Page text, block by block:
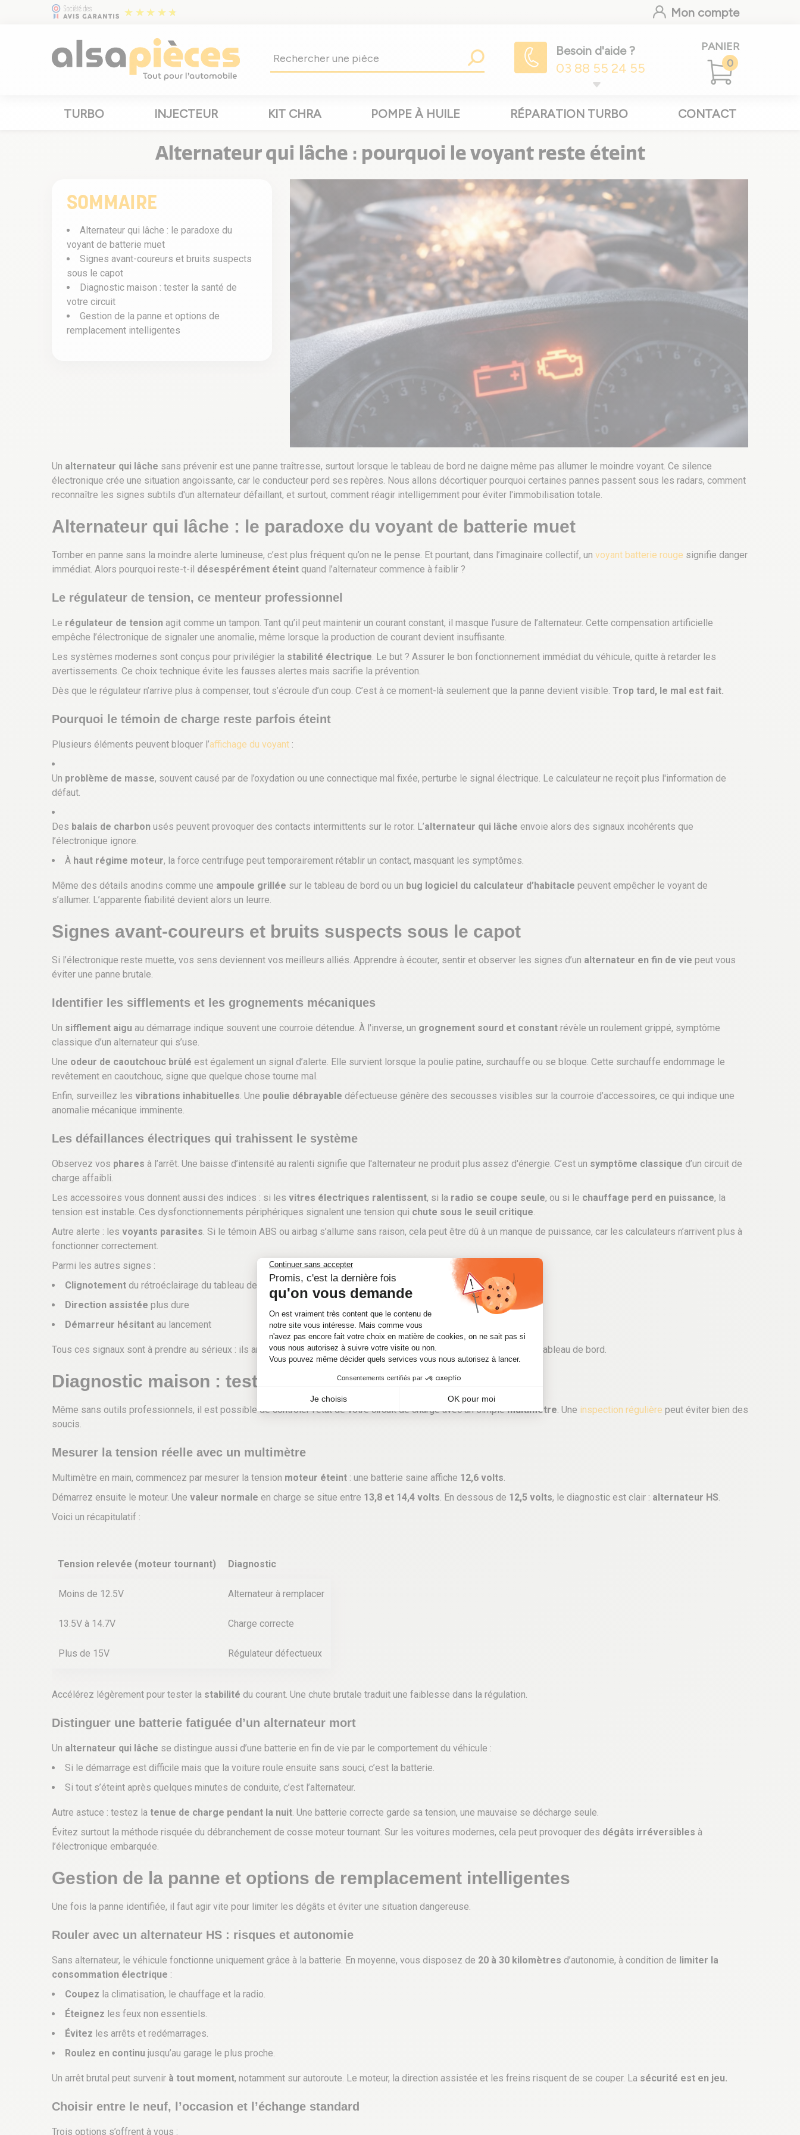
Mon compte
Besoin d'aide ?
03 88 55 24 55
PANIER
0
TURBO INJECTEUR KIT CHRA POMPE À HUILE RÉPARATION TURBO CONTACT
Alternateur qui lâche : pourquoi le voyant reste éteint
SOMMAIRE
Alternateur qui lâche : le paradoxe du
voyant de batterie muet
Signes avant-coureurs et bruits suspects
sous le capot
Diagnostic maison : tester la santé de
votre circuit
Gestion de la panne et options de
remplacement intelligentes
Un alternateur qui lâche sans prévenir est une panne traîtresse, surtout lorsque le tableau de bord ne daigne même pas allumer le moindre voyant. Ce silence
électronique crée une situation angoissante, car le conducteur perd ses repères. Nous allons décortiquer pourquoi certaines pannes passent sous les radars, comment
reconnaître les signes subtils d'un alternateur défaillant, et surtout, comment réagir intelligemment pour éviter l'immobilisation totale.
Alternateur qui lâche : le paradoxe du voyant de batterie muet
Tomber en panne sans la moindre alerte lumineuse, c’est plus fréquent qu’on ne le pense. Et pourtant, dans l’imaginaire collectif, un voyant batterie rouge signifie danger
immédiat. Alors pourquoi reste-t-il désespérément éteint quand l’alternateur commence à faiblir ?
Le régulateur de tension, ce menteur professionnel
Le régulateur de tension agit comme un tampon. Tant qu’il peut maintenir un courant constant, il masque l’usure de l’alternateur. Cette compensation artificielle
empêche l’électronique de signaler une anomalie, même lorsque la production de courant devient insuffisante.
Les systèmes modernes sont conçus pour privilégier la stabilité électrique. Le but ? Assurer le bon fonctionnement immédiat du véhicule, quitte à retarder les
avertissements. Ce choix technique évite les fausses alertes mais sacrifie la prévention.
Dès que le régulateur n’arrive plus à compenser, tout s’écroule d’un coup. C’est à ce moment-là seulement que la panne devient visible. Trop tard, le mal est fait.
Pourquoi le témoin de charge reste parfois éteint
Plusieurs éléments peuvent bloquer l’affichage du voyant :
Un problème de masse, souvent causé par de l’oxydation ou une connectique mal fixée, perturbe le signal électrique. Le calculateur ne reçoit plus l'information de
défaut.
Des balais de charbon usés peuvent provoquer des contacts intermittents sur le rotor. L’alternateur qui lâche envoie alors des signaux incohérents que
l’électronique ignore.
À haut régime moteur, la force centrifuge peut temporairement rétablir un contact, masquant les symptômes.
Même des détails anodins comme une ampoule grillée sur le tableau de bord ou un bug logiciel du calculateur d’habitacle peuvent empêcher le voyant de
s’allumer. L’apparente fiabilité devient alors un leurre.
Signes avant-coureurs et bruits suspects sous le capot
Si l’électronique reste muette, vos sens deviennent vos meilleurs alliés. Apprendre à écouter, sentir et observer les signes d’un alternateur en fin de vie peut vous
éviter une panne brutale.
Identifier les sifflements et les grognements mécaniques
Un sifflement aigu au démarrage indique souvent une courroie détendue. À l'inverse, un grognement sourd et constant révèle un roulement grippé, symptôme
classique d’un alternateur qui s’use.
Une odeur de caoutchouc brûlé est également un signal d’alerte. Elle survient lorsque la poulie patine, surchauffe ou se bloque. Cette surchauffe endommage le
revêtement en caoutchouc, signe que quelque chose tourne mal.
Enfin, surveillez les vibrations inhabituelles. Une poulie débrayable défectueuse génère des secousses visibles sur la courroie d’accessoires, ce qui indique une
anomalie mécanique imminente.
Les défaillances électriques qui trahissent le système
Observez vos phares à l’arrêt. Une baisse d’intensité au ralenti signifie que l'alternateur ne produit plus assez d'énergie. C’est un symptôme classique d’un circuit de
charge affaibli.
Les accessoires vous donnent aussi des indices : si les vitres électriques ralentissent, si la radio se coupe seule, ou si le chauffage perd en puissance, la
tension est instable. Ces dysfonctionnements périphériques signalent une tension qui chute sous le seuil critique.
Autre alerte : les voyants parasites. Si le témoin ABS ou airbag s’allume sans raison, cela peut être dû à un manque de puissance, car les calculateurs n’arrivent plus à
fonctionner correctement.
Parmi les autres signes :
Clignotement du rétroéclairage du tableau de bord
Direction assistée plus dure
Démarreur hésitant au lancement
Tous ces signaux sont à prendre au sérieux : ils annoncentun alternateur qui lâche doucement , sans passer par le tableau de bord.
Diagnostic maison : tester la santé de votre circuit
Même sans outils professionnels, il est possible de contrôler l’état de votre circuit de charge avec un simplemultimètre. Une inspection régulière peut éviter bien des
soucis.
Mesurer la tension réelle avec un multimètre
Multimètre en main, commencez par mesurer la tension moteur éteint : une batterie saine affiche 12,6 volts.
Démarrez ensuite le moteur. Une valeur normale en charge se situe entre 13,8 et 14,4 volts. En dessous de 12,5 volts, le diagnostic est clair : alternateur HS.
Voici un récapitulatif :
Tension relevée (moteur tournant) Diagnostic
Moins de 12.5V Alternateur à remplacer
13.5V à 14.7V Charge correcte
Plus de 15V Régulateur défectueux
Accélérez légèrement pour tester la stabilité du courant. Une chute brutale traduit une faiblesse dans la régulation.
Distinguer une batterie fatiguée d’un alternateur mort
Un alternateur qui lâche se distingue aussi d’une batterie en fin de vie par le comportement du véhicule :
Si le démarrage est difficile mais que la voiture roule ensuite sans souci, c’est la batterie.
Si tout s’éteint après quelques minutes de conduite, c’est l’alternateur.
Autre astuce : testez la tenue de charge pendant la nuit. Une batterie correcte garde sa tension, une mauvaise se décharge seule.
Évitez surtout la méthode risquée du débranchement de cosse moteur tournant. Sur les voitures modernes, cela peut provoquer des dégâts irréversibles à
l’électronique embarquée.
Gestion de la panne et options de remplacement intelligentes
Une fois la panne identifiée, il faut agir vite pour limiter les dégâts et éviter une situation dangereuse.
Rouler avec un alternateur HS : risques et autonomie
Sans alternateur, le véhicule fonctionne uniquement grâce à la batterie. En moyenne, vous disposez de 20 à 30 kilomètres d’autonomie, à condition de limiter la
consommation électrique :
Coupez la climatisation, le chauffage et la radio.
Éteignez les feux non essentiels.
Évitez les arrêts et redémarrages.
Roulez en continu jusqu’au garage le plus proche.
Un arrêt brutal peut survenir à tout moment, notamment sur autoroute. Le moteur, la direction assistée et les freins risquent de se couper. La sécurité est en jeu.
Choisir entre le neuf, l’occasion et l’échange standard
Trois options s’offrent à vous :